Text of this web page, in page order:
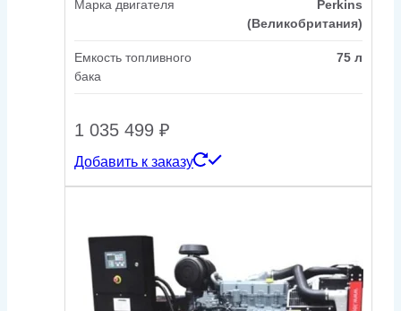
Марка двигателя
Perkins
(Великобритания)
Емкость топливного
бака
75 л
1 035 499 ₽
Добавить к заказу